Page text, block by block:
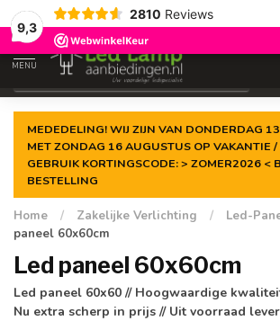
9,3
2810 Reviews
Gegarandeerde delaagste prijs
MENU
MEDEDELING! WIJ ZIJN VAN DONDERDAG
MET ZONDAG 16 AUGUSTUS OP VAKANTIE /
GEBRUIK KORTINGSCODE: > ZOMER2026 <
BESTELLING
Home / Zakelijke Verlichting / Led-
paneel 60x60cm
Led paneel 60x60cm
Led paneel 60x60 // Hoogwaardige
Nu extra scherp in prijs // Uit voorraad